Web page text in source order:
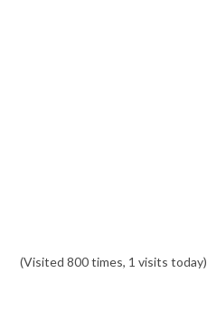
(Visited 800 times, 1 visits today)